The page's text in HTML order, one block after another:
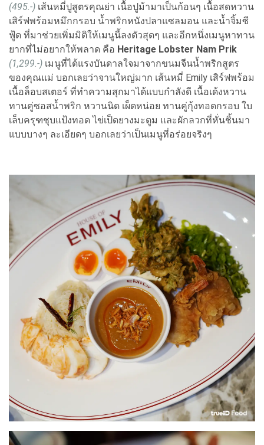
(495.-) เส้นหมี่ปูสูตรคุณย่า เนื้อปูม้ามาเป็นก้อนๆ เนื้อสดหวาน
เสิร์ฟพร้อมหมึกกรอบ น้ำพริกหนังปลาแซลมอน และน้ำจิ้มซี
ฟู้ด ที่มาช่วยเพิ่มมิติให้เมนูนี้ลงตัวสุดๆ และอีกหนึ่งเมนูหาทาน
ยากที่ไม่อยากให้พลาด คือ Heritage Lobster Nam Prik
(1,299.-) เมนูที่ได้แรงบันดาลใจมาจากขนมจีนน้ำพริกสูตร
ของคุณแม่ บอกเลยว่าจานใหญ่มาก เส้นหมี่ Emily เสิร์ฟพร้อม
เนื้อล็อบสเตอร์ ที่ทำความสุกมาได้แบบกำลังดี เนื้อเด้งหวาน
ทานคู่ซอสน้ำพริก หวานนิด เผ็ดหน่อย ทานคู่กุ้งทอดกรอบ ใบ
เล็บครุฑชุบแป้งทอด ไข่เป็ดยางมะตูม และผักลวกที่หั่นชิ้นมา
แบบบางๆ ละเอียดๆ บอกเลยว่าเป็นเมนูที่อร่อยจริงๆ